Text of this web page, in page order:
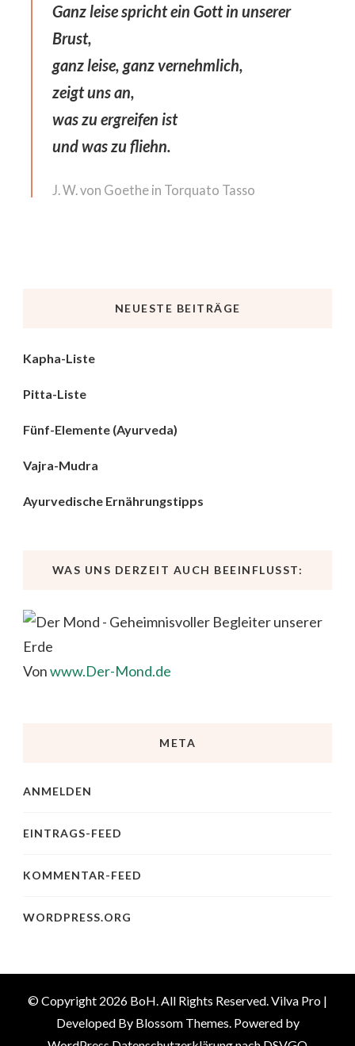
Ganz leise spricht ein Gott in unserer
Brust,
ganz leise, ganz vernehmlich,
zeigt uns an,
was zu ergreifen ist
und was zu fliehn.
J. W. von Goethe in Torquato Tasso
NEUESTE BEITRÄGE
Kapha-Liste
Pitta-Liste
Fünf-Elemente (Ayurveda)
Vajra-Mudra
Ayurvedische Ernährungstipps
WAS UNS DERZEIT AUCH BEEINFLUSST:
Vonwww.Der-Mond.de
META
ANMELDEN
EINTRAGS-FEED
KOMMENTAR-FEED
WORDPRESS.ORG
© Copyright 2026 BoH. All Rights Reserved.Vilva Pro |
Developed By Blossom Themes. Powered by